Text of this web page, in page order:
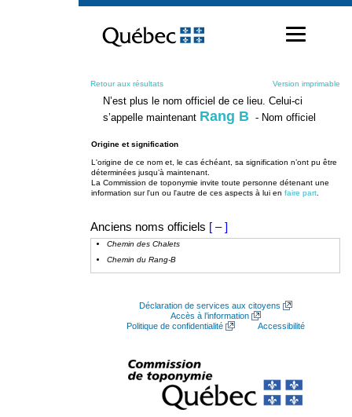
contenu
Retour aux résultats Version imprimable
N’est plus le nom officiel de ce lieu. Celui-ci
s’appelle maintenant Rang B - Nom officiel
Origine et signification
L'origine de ce nom et, le cas échéant, sa signification n’ont pu être
déterminées jusqu’à maintenant.
La Commission de toponymie invite toute personne détenant une
information sur l'un ou l'autre de ces aspects à lui en faire part
Anciens noms officiels [ – ]
Chemin des Chalets
Chemin du Rang-B
Déclaration de services aux citoyens
Accès à l’information
Politique de confidentialité
Accessibilité